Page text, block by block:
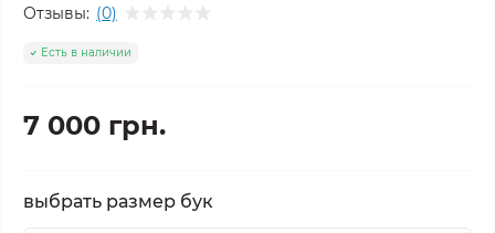
Отзывы: (0)
Есть в наличии
7 000 грн.
выбрать размер бук